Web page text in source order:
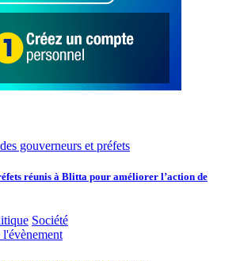
réunis à Blitta pour améliorer l’action de
Société